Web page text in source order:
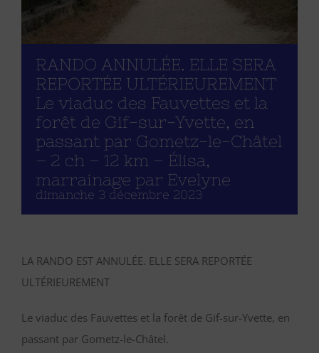
RANDO ANNULÉE. ELLE SERA
REPORTÉE ULTÉRIEUREMENT
Le viaduc des Fauvettes et la
forêt de Gif-sur-Yvette, en
passant par Gometz-le-Châtel
– 2 ch – 12 km – Élisa,
marrainage par Evelyne
dimanche 3 décembre 2023
LA RANDO EST ANNULÉE. ELLE SERA REPORTÉE
ULTÉRIEUREMENT
Le viaduc des Fauvettes et la forêt de Gif-sur-Yvette, en
passant par Gometz-le-Châtel.